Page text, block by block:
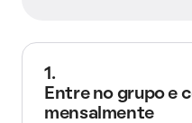
1.
Entre no grupo e
mensalmente